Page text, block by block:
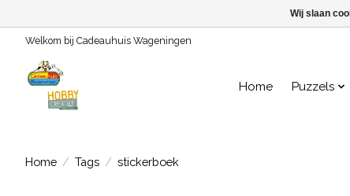
Welkom bij Cadeauhuis Wageningen
Home Puzzels
Home / Tags / stickerboek
Wij slaan